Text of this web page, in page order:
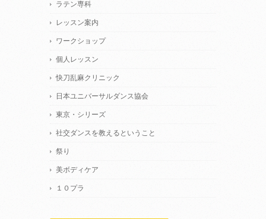
ラテン専科
レッスン案内
ワークショップ
個人レッスン
快刀乱麻クリニック
日本ユニバーサルダンス協会
東京・シリーズ
社交ダンスを教えるということ
祭り
美ボディケア
１０プラ